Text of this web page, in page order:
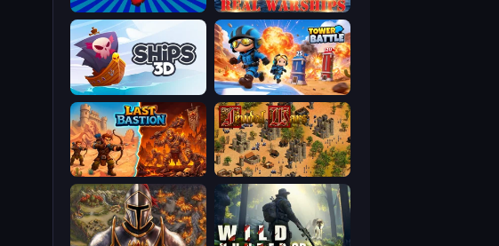
Real Warships
War Brokers
Tower Battle
Ships 3D
Feudal Wars
Last Bastion